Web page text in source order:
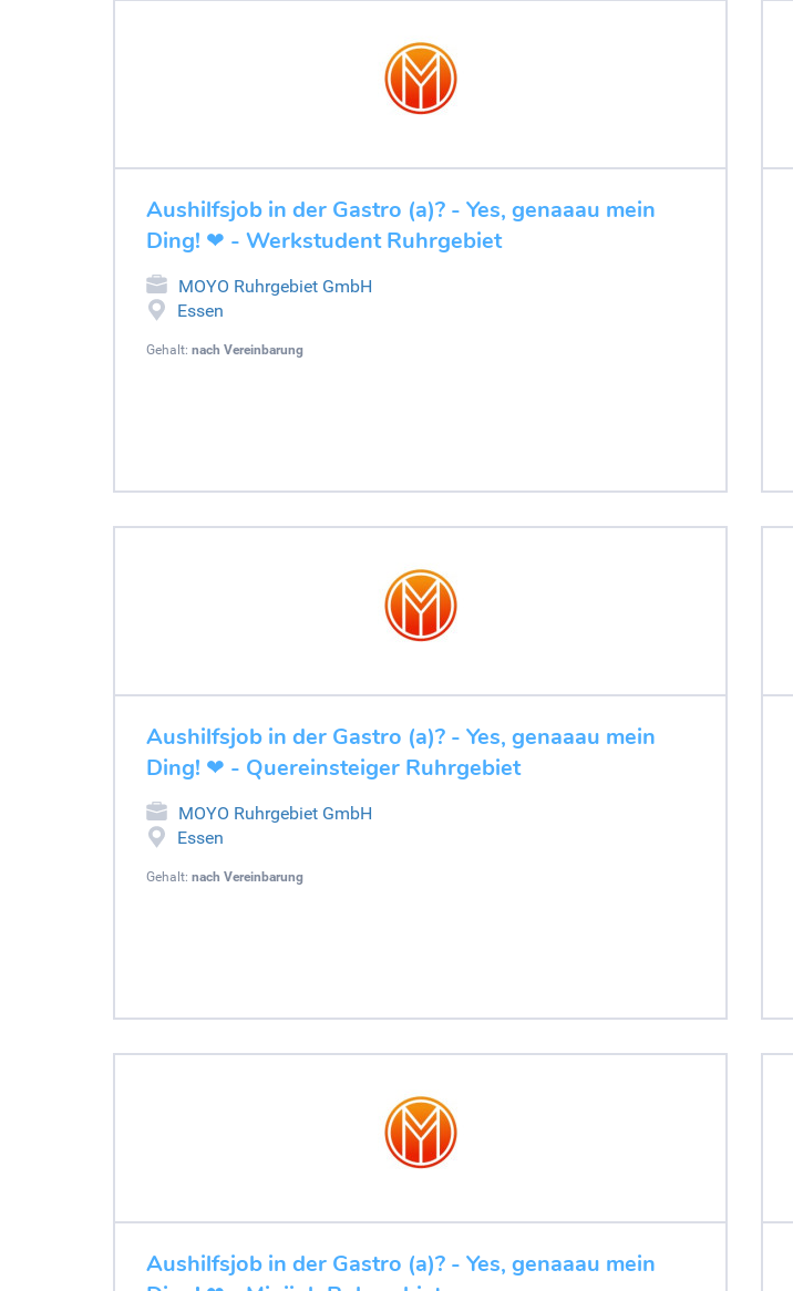
Aushilfsjob in der Gastro (a)? - Yes, genaaau mein
Ding! ❤ - Werkstudent Ruhrgebiet
MOYO Ruhrgebiet GmbH
Essen
Gehalt: nach Vereinbarung
Aushilfsjob in der Gastro (a)? - Yes, genaaau mein
Ding! ❤ - Quereinsteiger Ruhrgebiet
MOYO Ruhrgebiet GmbH
Essen
Gehalt: nach Vereinbarung
Aushilfsjob in der Gastro (a)? - Yes, genaaau mein